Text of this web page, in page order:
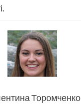
Торомченко